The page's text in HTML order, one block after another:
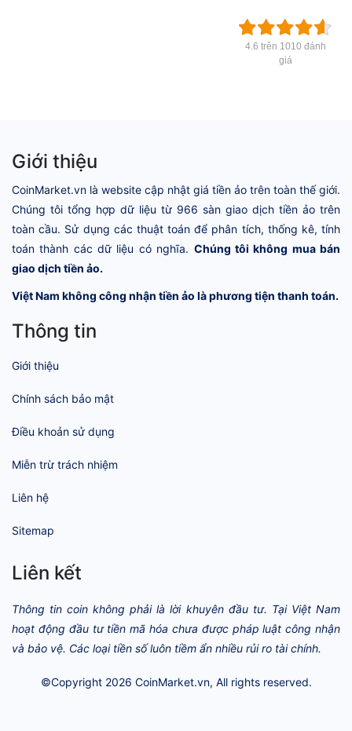
4.6 trên 1010 đánh
giá
Giới thiệu
CoinMarket.vn là website cập nhật giá tiền ảo trên toàn thế giới.
Chúng tôi tổng hợp dữ liệu từ 966 sàn giao dịch tiền ảo trên
toàn cầu. Sử dụng các thuật toán để phân tích, thống kê, tính
toán thành các dữ liệu có nghĩa. Chúng tôi không mua bán
giao dịch tiền ảo.
Việt Nam không công nhận tiền ảo là phương tiện thanh toán.
Thông tin
Giới thiệu
Chính sách bảo mật
Điều khoản sử dụng
Miễn trừ trách nhiệm
Liên hệ
Sitemap
Liên kết
Thông tin coin không phải là lời khuyên đầu tư. Tại Việt Nam
hoạt động đầu tư tiền mã hóa chưa được pháp luật công nhận
và bảo vệ. Các loại tiền số luôn tiềm ẩn nhiều rủi ro tài chính.
©Copyright 2026 CoinMarket.vn, All rights reserved.